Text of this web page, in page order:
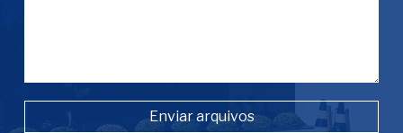
Enviar arquivos